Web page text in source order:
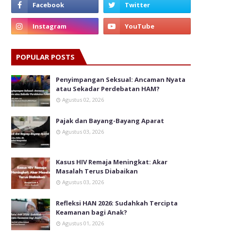
POPULAR POSTS
Penyimpangan Seksual: Ancaman Nyata
atau Sekadar Perdebatan HAM?
Agustus 02, 2026
Pajak dan Bayang-Bayang Aparat
Agustus 03, 2026
Kasus HIV Remaja Meningkat: Akar
Masalah Terus Diabaikan
Agustus 03, 2026
Refleksi HAN 2026: Sudahkah Tercipta
Keamanan bagi Anak?
Agustus 01, 2026